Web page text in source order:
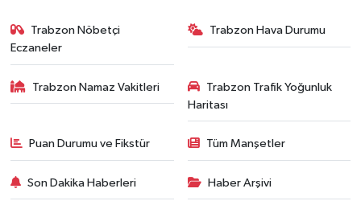
Trabzon Nöbetçi
Eczaneler
Trabzon Hava Durumu
Trabzon Namaz Vakitleri
Trabzon Trafik Yoğunluk
Haritası
Puan Durumu ve Fikstür Tüm Manşetler
Son Dakika Haberleri Haber Arşivi